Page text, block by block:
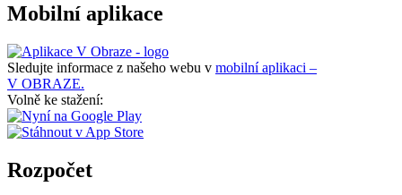
Mobilní aplikace
Sledujte informace z našeho webu v mobilní aplikaci –
V OBRAZE.
Volně ke stažení:
Rozpočet